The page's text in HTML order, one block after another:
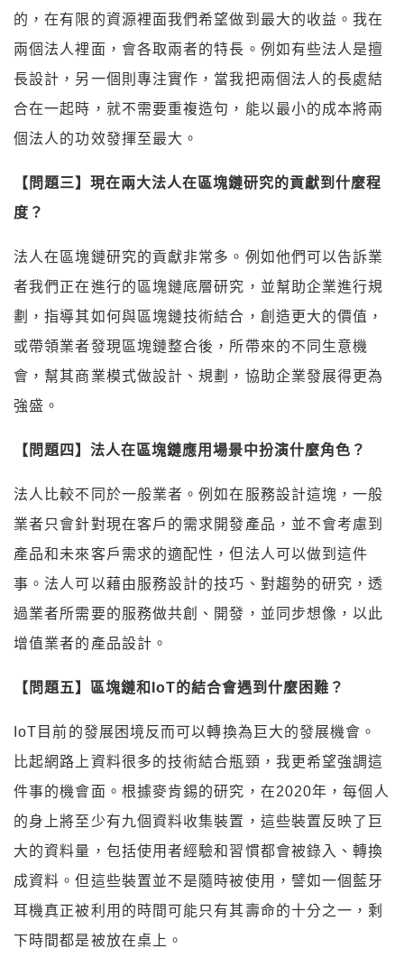
的，在有限的資源裡面我們希望做到最大的收益。我在
兩個法人裡面，會各取兩者的特長。例如有些法人是擅
長設計，另一個則專注實作，當我把兩個法人的長處結
合在一起時，就不需要重複造句，能以最小的成本將兩
個法人的功效發揮至最大。
【問題三】現在兩大法人在區塊鏈研究的貢獻到什麼程
度？
法人在區塊鏈研究的貢獻非常多。例如他們可以告訴業
者我們正在進行的區塊鏈底層研究，並幫助企業進行規
劃，指導其如何與區塊鏈技術結合，創造更大的價值，
或帶領業者發現區塊鏈整合後，所帶來的不同生意機
會，幫其商業模式做設計、規劃，協助企業發展得更為
強盛。
【問題四】法人在區塊鏈應用場景中扮演什麼角色？
法人比較不同於一般業者。例如在服務設計這塊，一般
業者只會針對現在客戶的需求開發產品，並不會考慮到
產品和未來客戶需求的適配性，但法人可以做到這件
事。法人可以藉由服務設計的技巧、對趨勢的研究，透
過業者所需要的服務做共創、開發，並同步想像，以此
增值業者的產品設計。
【問題五】區塊鏈和IoT的結合會遇到什麼困難？
IoT目前的發展困境反而可以轉換為巨大的發展機會。
比起網路上資料很多的技術結合瓶頸，我更希望強調這
件事的機會面。根據麥肯錫的研究，在2020年，每個人
的身上將至少有九個資料收集裝置，這些裝置反映了巨
大的資料量，包括使用者經驗和習慣都會被錄入、轉換
成資料。但這些裝置並不是隨時被使用，譬如一個藍牙
耳機真正被利用的時間可能只有其壽命的十分之一，剩
下時間都是被放在桌上。